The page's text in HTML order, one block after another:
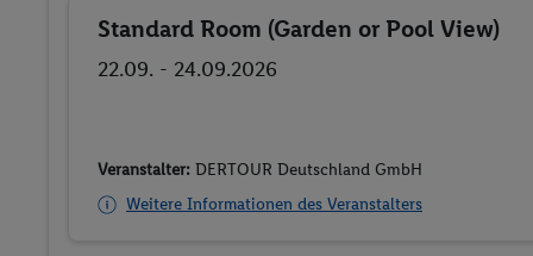
Buchen
Standard Room (Garden or Pool View)
22.09. - 24.09.2026
Veranstalter: DERTOUR Deutschland GmbH
Weitere Informationen des Veranstalters